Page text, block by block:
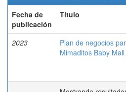
Fecha de
publicación
Título
2023
Plan de negocios
Mimaditos Baby Mall